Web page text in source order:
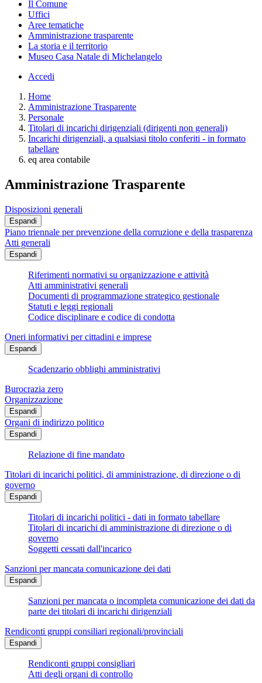
Il Comune
Uffici
Aree tematiche
Amministrazione trasparente
La storia e il territorio
Museo Casa Natale di Michelangelo
Accedi
Home
Amministrazione Trasparente
Personale
Titolari di incarichi dirigenziali (dirigenti non generali)
Incarichi dirigenziali, a qualsiasi titolo conferiti - in formato
tabellare
eq area contabile
Amministrazione Trasparente
Disposizioni generali
Espandi
Piano triennale per prevenzione della corruzione e della trasparenza
Atti generali
Espandi
Riferimenti normativi su organizzazione e attività
Atti amministrativi generali
Documenti di programmazione strategico gestionale
Statuti e leggi regionali
Codice disciplinare e codice di condotta
Oneri informativi per cittadini e imprese
Espandi
Scadenzario obblighi amministrativi
Burocrazia zero
Organizzazione
Espandi
Organi di indirizzo politico
Espandi
Relazione di fine mandato
Titolari di incarichi politici, di amministrazione, di direzione o di
governo
Espandi
Titolari di incarichi politici - dati in formato tabellare
Titolari di incarichi di amministrazione di direzione o di
governo
Soggetti cessati dall'incarico
Sanzioni per mancata comunicazione dei dati
Espandi
Sanzioni per mancata o incompleta comunicazione dei dati da
parte dei titolari di incarichi dirigenziali
Rendiconti gruppi consiliari regionali/provinciali
Espandi
Rendiconti gruppi consigliari
Atti degli organi di controllo